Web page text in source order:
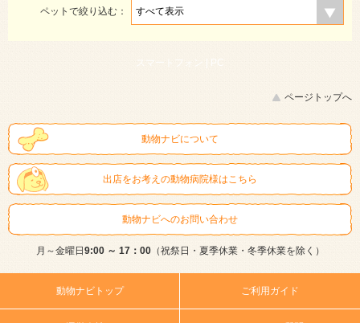
ペットで絞り込む：
スマートフォン | PC
ページトップへ
動物ナビについて
出店をお考えの動物病院様はこちら
動物ナビへのお問い合わせ
月～金曜日 9:00 ～ 17：00（祝祭日・夏季休業・冬季休業を除く）
動物ナビトップ ご利用ガイド